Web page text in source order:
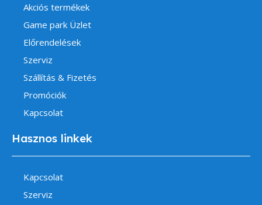
Akciós termékek
Game park Üzlet
Előrendelések
Szerviz
Szállítás & Fizetés
Promóciók
Kapcsolat
Hasznos linkek
Kapcsolat
Szerviz